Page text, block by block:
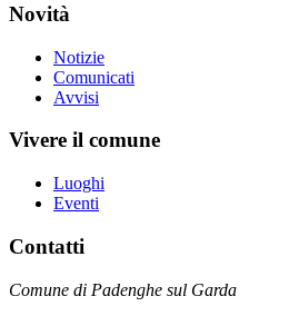
Novità
Notizie
Comunicati
Avvisi
Vivere il comune
Luoghi
Eventi
Contatti
Comune di Padenghe sul Garda